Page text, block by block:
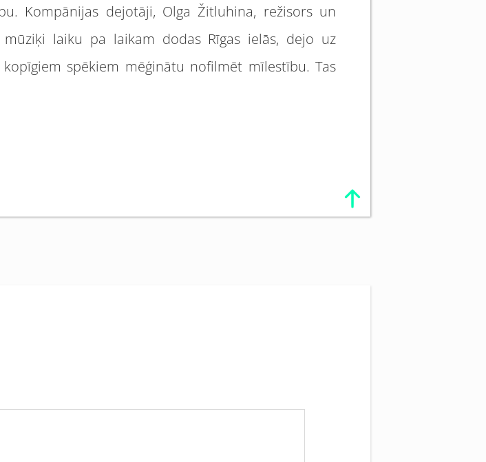
Kompānijas dejotāji, Olga Žitluhina, režisors un
mūziķi laiku pa laikam dodas Rīgas ielās, dejo uz
spēkiem mēģinātu nofilmēt mīlestību. Tas